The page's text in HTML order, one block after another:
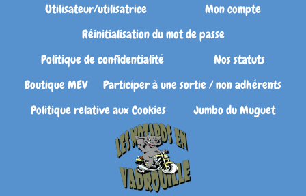
Utilisateur/utilisatrice
Mon compte
Réinitialisation du mot de passe
Politique de confidentialité
Nos statuts
Boutique MEV
Participer à une sortie / non adhérents
Politique relative aux Cookies
Jumbo du Muguet